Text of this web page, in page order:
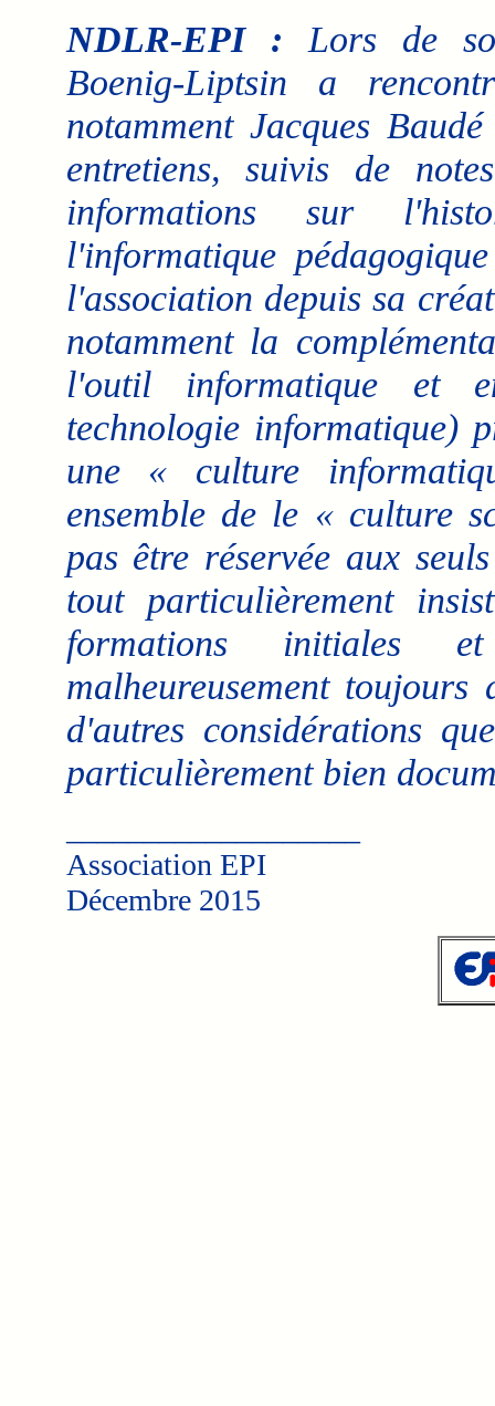
NDLR-EPI : Lors de
Boenig-Liptsin a
notamment Jacques
entretiens, suivis de
informations sur
l'informatique
l'association depuis sa
notamment la
l'outil informatique et
technologie informatique)
une « culture
ensemble de le « culture
pas être réservée aux
tout particulièrement
formations initiales
malheureusement
d'autres considérations
particulièrement bien
Association EPI
Décembre 2015